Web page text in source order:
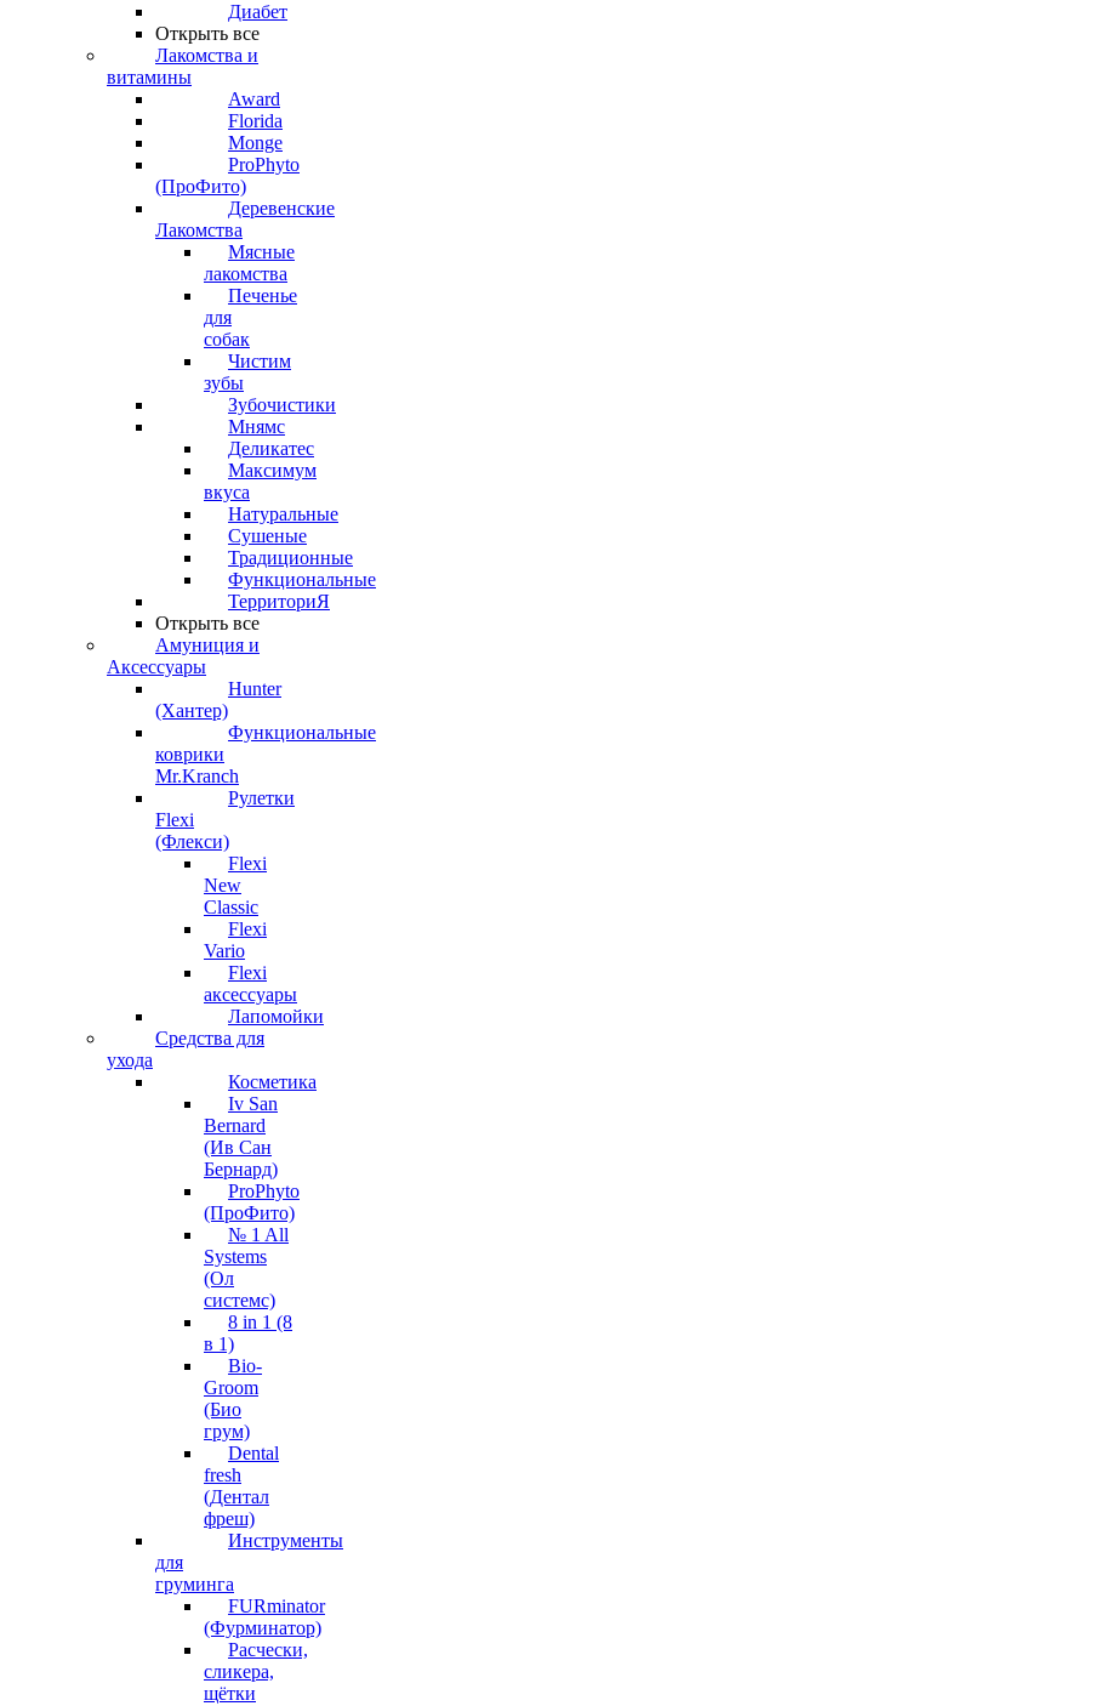
Диабет
Открыть все
Лакомства и
витамины
Award
Florida
Monge
ProPhyto
(ПроФито)
Деревенские
Лакомства
Мясные
лакомства
Печенье
для
собак
Чистим
зубы
Зубочистики
Мнямс
Деликатес
Максимум
вкуса
Натуральные
Сушеные
Традиционные
Функциональные
ТерриториЯ
Открыть все
Амуниция и
Аксессуары
Hunter
(Хантер)
Функциональные
коврики
Mr.Kranch
Рулетки
Flexi
(Флекси)
Flexi
New
Classic
Flexi
Vario
Flexi
аксессуары
Лапомойки
Средства для
ухода
Косметика
Iv San
Bernard
(Ив Сан
Бернард)
ProPhyto
(ПроФито)
№ 1 All
Systems
(Ол
системс)
8 in 1 (8
в 1)
Bio-
Groom
(Био
грум)
Dental
fresh
(Дентал
фреш)
Инструменты
для
груминга
FURminator
(Фурминатор)
Расчески,
сликера,
щётки